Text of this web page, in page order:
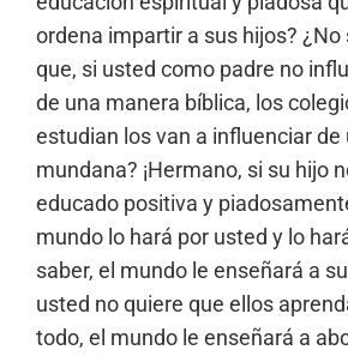
ordena impartir a sus hijos? ¿No
que, si usted como padre no
de una manera bíblica, los
estudian los van a influenciar de
mundana? ¡Hermano, si su hijo
educado positiva y
mundo lo hará por usted y lo
saber, el mundo le enseñará a
usted no quiere que ellos
todo, el mundo le enseñará a